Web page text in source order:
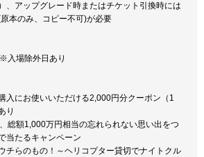
、アップグレード時またはチケット引換時には
本のみ、コピー不可)が必要
入場除外日あり
入にお使いいただける2,000円分クーポン（1
り
総額1,000万円相当の忘れられない思い出をつ
当たるキャンペーン
チらのもの！～ヘリコプター貸切でナイトクル